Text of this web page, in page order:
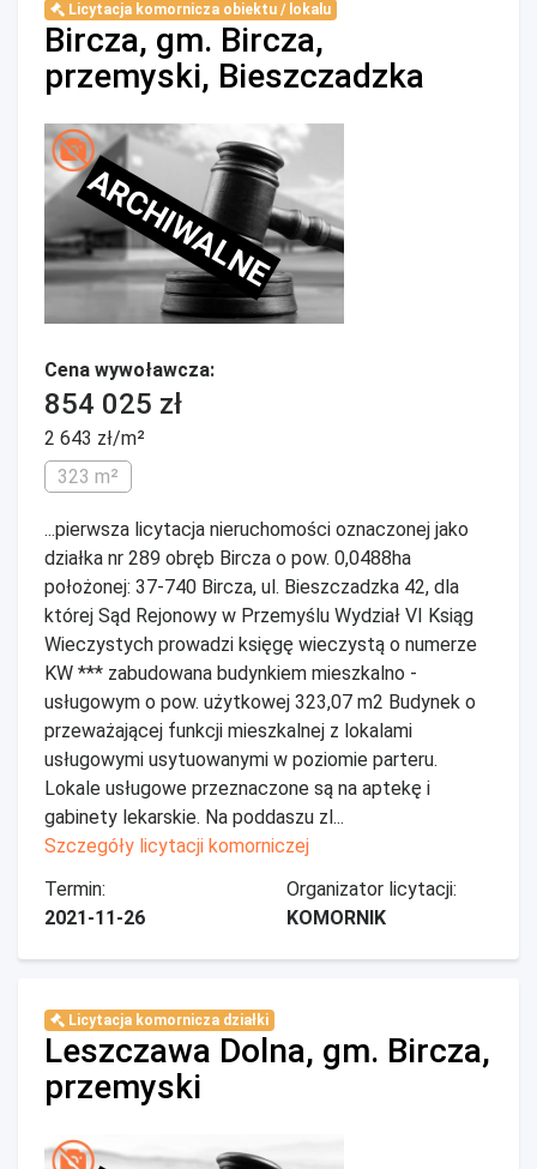
Licytacja komornicza obiektu / lokalu
Bircza, gm. Bircza,
przemyski, Bieszczadzka
ARCHIWALNE
Cena wywoławcza:
854 025 zł
2 643 zł/m²
323 m²
...pierwsza licytacja nieruchomości oznaczonej jako
działka nr 289 obręb Bircza o pow. 0,0488ha
położonej: 37-740 Bircza, ul. Bieszczadzka 42, dla
której Sąd Rejonowy w Przemyślu Wydział VI Ksiąg
Wieczystych prowadzi księgę wieczystą o numerze
KW *** zabudowana budynkiem mieszkalno -
usługowym o pow. użytkowej 323,07 m2 Budynek o
przeważającej funkcji mieszkalnej z lokalami
usługowymi usytuowanymi w poziomie parteru.
Lokale usługowe przeznaczone są na aptekę i
gabinety lekarskie. Na poddaszu zl...
Szczegóły licytacji komorniczej
Termin:
2021-11-26
Organizator licytacji:
KOMORNIK
Licytacja komornicza działki
Leszczawa Dolna, gm. Bircza,
przemyski